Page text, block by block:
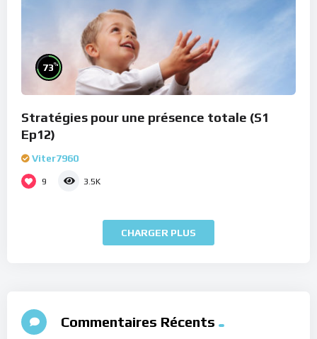
73%
Stratégies pour une présence totale (S1
Ep12)
Viter7960
9 3.5K
CHARGER PLUS
Commentaires Récents